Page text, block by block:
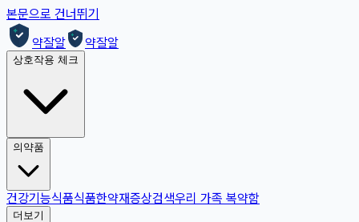
본문으로 건너뛰기
약잘알
약잘알
상호작용 체크
의약품
건강기능식품식품한약재증상검색우리 가족 복약함
더보기